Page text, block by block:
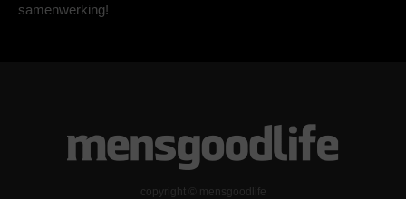
samenwerking!
copyright © mensgoodlife